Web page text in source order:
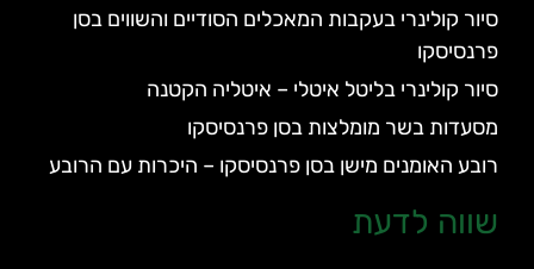
סיור קולינרי בעקבות המאכלים הסודיים והשווים בסן
פרנסיסקו
סיור קולינרי בליטל איטלי – איטליה הקטנה
מסעדות בשר מומלצות בסן פרנסיסקו
רובע האומנים מישן בסן פרנסיסקו – היכרות עם הרובע
שווה לדעת